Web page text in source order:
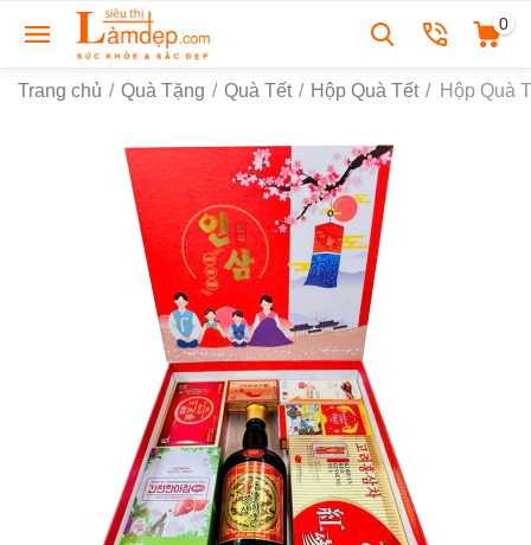
0
Trang chủ / Quà Tặng / Quà Tết / Hộp Quà Tết / Hộp Quà